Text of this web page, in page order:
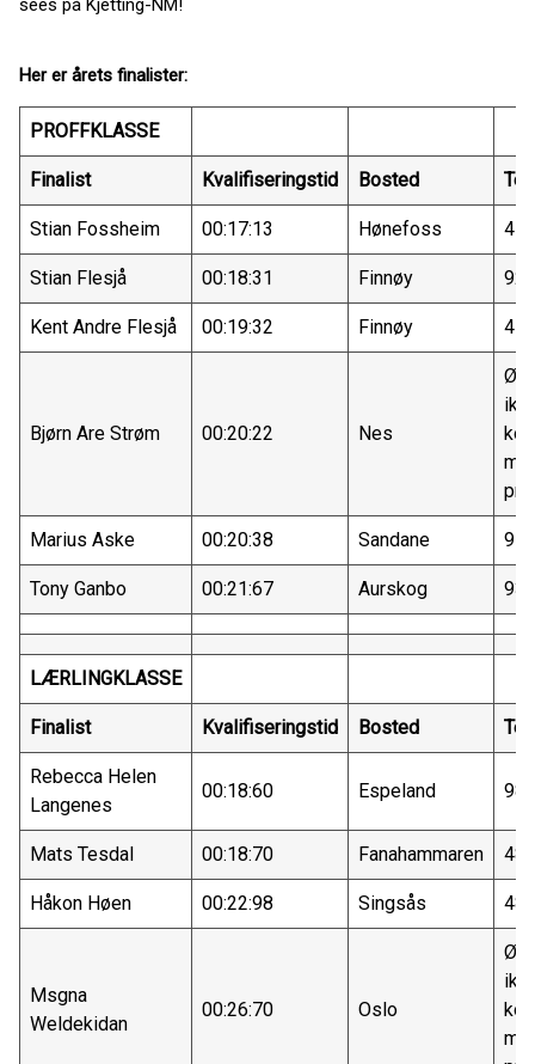
sees på Kjetting-NM!
Her er årets finalister:
PROFFKLASSE
Finalist Kvalifiseringstid Bosted
Stian Fossheim 00:17:13 Hønefoss
Stian Flesjå 00:18:31 Finnøy
Kent Andre Flesjå 00:19:32 Finnøy
Bjørn Are Strøm 00:20:22 Nes
Marius Aske 00:20:38 Sandane
Tony Ganbo 00:21:67 Aurskog
LÆRLINGKLASSE
Finalist Kvalifiseringstid Bosted
Rebecca Helen
Langenes
00:18:60 Espeland
Mats Tesdal 00:18:70 Fanahammaren
Håkon Høen 00:22:98 Singsås
Msgna
Weldekidan
00:26:70 Oslo